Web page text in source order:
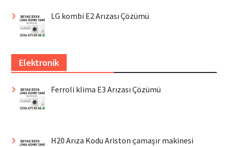
LG kombi E2 Arızası Çözümü
Elektronik
Ferroli klima E3 Arızası Çözümü
H20 Arıza Kodu Ariston çamaşır makinesi